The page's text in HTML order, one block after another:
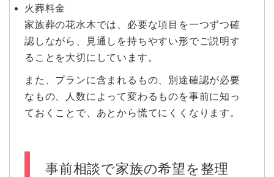
火葬料金
家族葬の花水木では、必要な項目を一つずつ確
認しながら、見通しを持ちやすい形でご説明す
ることを大切にしています。
また、プランに含まれるもの、別途確認が必要
なもの、人数によって変わるものを事前に知っ
ておくことで、あとから慌てにくくなります。
事前相談で家族の希望を整理